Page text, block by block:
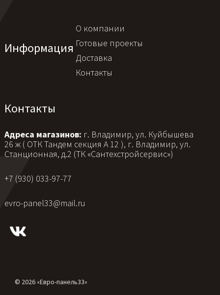
Информация
О компании
Готовые проекты
Доставка
Контакты
Контакты
Адреса магазинов: г. Владимир, ул. Куйбышева
26 ж ( ОТК Тандем секция А 12 ), г. Владимир, ул.
Станционная, д.2 (ТК «Сантехстройсервис»)
+7 (930) 033-97-77
evro-panel33@mail.ru
© 2026 «Евро-панель33»